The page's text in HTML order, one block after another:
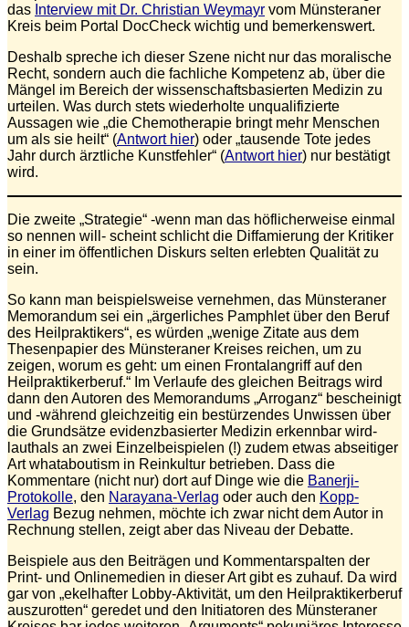
das Interview mit Dr. Christian Weymayr vom Münsteraner
Kreis beim Portal DocCheck wichtig und bemerkenswert.
Deshalb spreche ich dieser Szene nicht nur das moralische
Recht, sondern auch die fachliche Kompetenz ab, über die
Mängel im Bereich der wissenschaftsbasierten Medizin zu
urteilen. Was durch stets wiederholte unqualifizierte
Aussagen wie „die Chemotherapie bringt mehr Menschen
um als sie heilt“ (Antwort hier) oder „tausende Tote jedes
Jahr durch ärztliche Kunstfehler“ (Antwort hier) nur bestätigt
wird.
Die zweite „Strategie“ -wenn man das höflicherweise einmal
so nennen will- scheint schlicht die Diffamierung der Kritiker
in einer im öffentlichen Diskurs selten erlebten Qualität zu
sein.
So kann man beispielsweise vernehmen, das Münsteraner
Memorandum sei ein „ärgerliches Pamphlet über den Beruf
des Heilpraktikers“, es würden „wenige Zitate aus dem
Thesenpapier des Münsteraner Kreises reichen, um zu
zeigen, worum es geht: um einen Frontalangriff auf den
Heilpraktikerberuf.“ Im Verlaufe des gleichen Beitrags wird
dann den Autoren des Memorandums „Arroganz“ bescheinigt
und -während gleichzeitig ein bestürzendes Unwissen über
die Grundsätze evidenzbasierter Medizin erkennbar wird-
lauthals an zwei Einzelbeispielen (!) zudem etwas abseitiger
Art whataboutism in Reinkultur betrieben. Dass die
Kommentare (nicht nur) dort auf Dinge wie die Banerji-
Protokolle, den Narayana-Verlag oder auch den Kopp-
Verlag Bezug nehmen, möchte ich zwar nicht dem Autor in
Rechnung stellen, zeigt aber das Niveau der Debatte.
Beispiele aus den Beiträgen und Kommentarspalten der
Print- und Onlinemedien in dieser Art gibt es zuhauf. Da wird
gar von „ekelhafter Lobby-Aktivität, um den Heilpraktikerberuf
auszurotten“ geredet und den Initiatoren des Münsteraner